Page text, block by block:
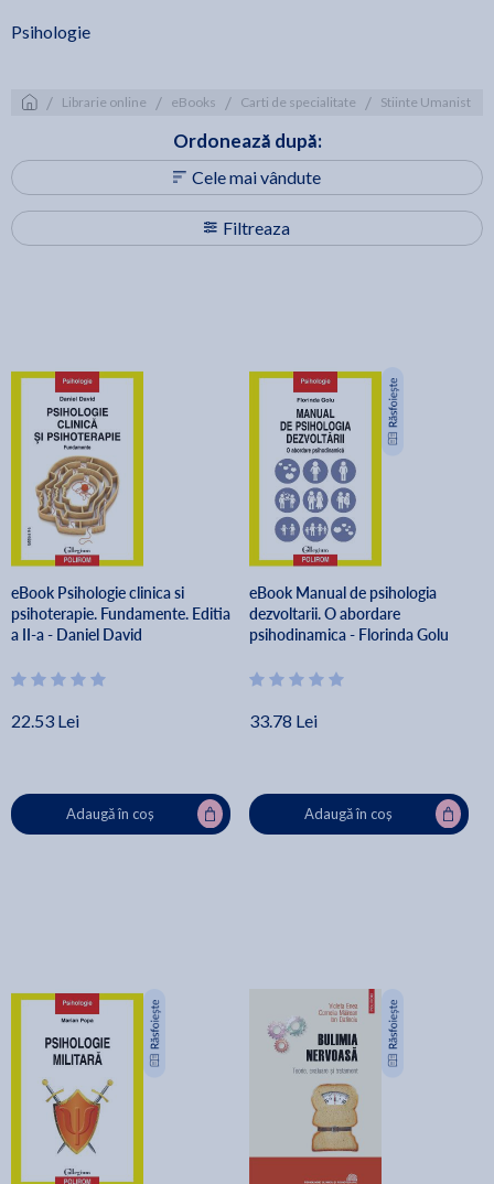
Psihologie
/ Librarie online / eBooks / Carti de specialitate / Stiinte Umaniste
Filtreaza
Ordonează după:
Cele mai vândute
eBook Psihologie clinica si
psihoterapie. Fundamente. Editia
a II-a - Daniel David
22.53 Lei
Adaugă în coș
eBook Manual de psihologia
dezvoltarii. O abordare
psihodinamica - Florinda Golu
33.78 Lei
Adaugă în coș